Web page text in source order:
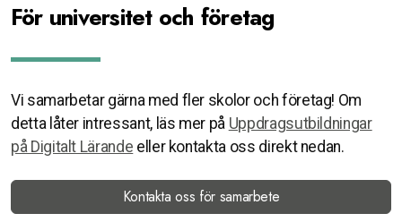
För universitet och företag
Vi samarbetar gärna med fler skolor och företag! Om
detta låter intressant, läs mer på Uppdragsutbildningar
på Digitalt Lärande eller kontakta oss direkt nedan.
Kontakta oss för samarbete